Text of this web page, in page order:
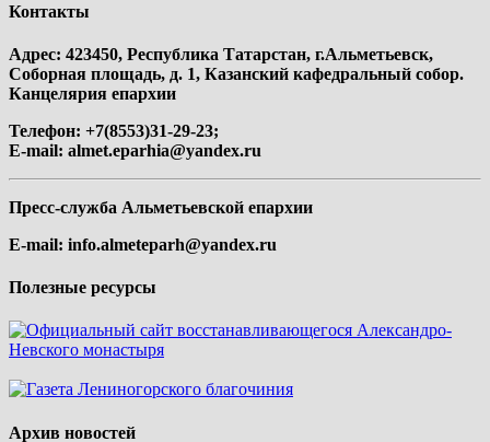
Контакты
Адрес: 423450, Республика Татарстан, г.Альметьевск,
Соборная площадь, д. 1, Казанский кафедральный собор.
Канцелярия епархии
Телефон: +7(8553)31-29-23;
E-mail: almet.eparhia@yandex.ru
Пресс-служба Альметьевской епархии
E-mail: info.almeteparh@yandex.ru
Полезные ресурсы
Архив новостей